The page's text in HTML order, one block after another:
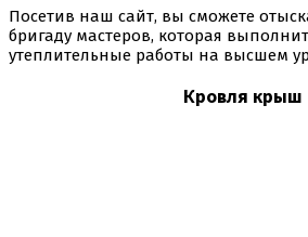
Посетив наш сайт, вы сможете
бригаду мастеров, которая
утеплительные работы на высшем
Кровля крыш